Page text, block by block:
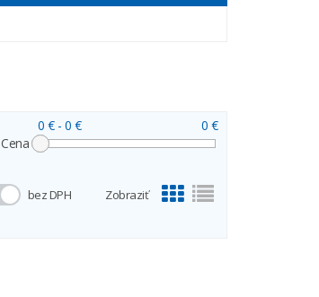
Cena
0 €- 0 € 0 €
bez DPH Zobraziť